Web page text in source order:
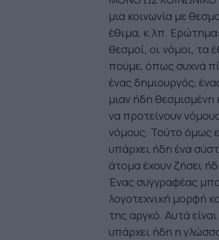
μια κοινωνία με
έθιμα, κ.λπ.
θεσμοί, οι νόμοι, τα
πούμε, όπως συχνά
ένας δημιουργός,
μιαν ήδη
να προτείνουν
νόμους. Τούτο όμως
υπάρχει ήδη ένα
άτομα έχουν ζήσει
Ένας συγγραφέας
λογοτεχνική μορφή
της αργκό. Αυτά
υπάρχει ήδη η